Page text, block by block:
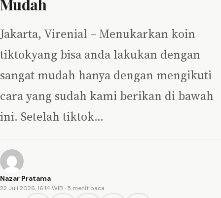
Mudah
Jakarta, Virenial – Menukarkan koin
tiktokyang bisa anda lakukan dengan
sangat mudah hanya dengan mengikuti
cara yang sudah kami berikan di bawah
ini. Setelah tiktok…
Nazar Pratama
22 Juli 2026, 16:14 WIB · 5 menit baca